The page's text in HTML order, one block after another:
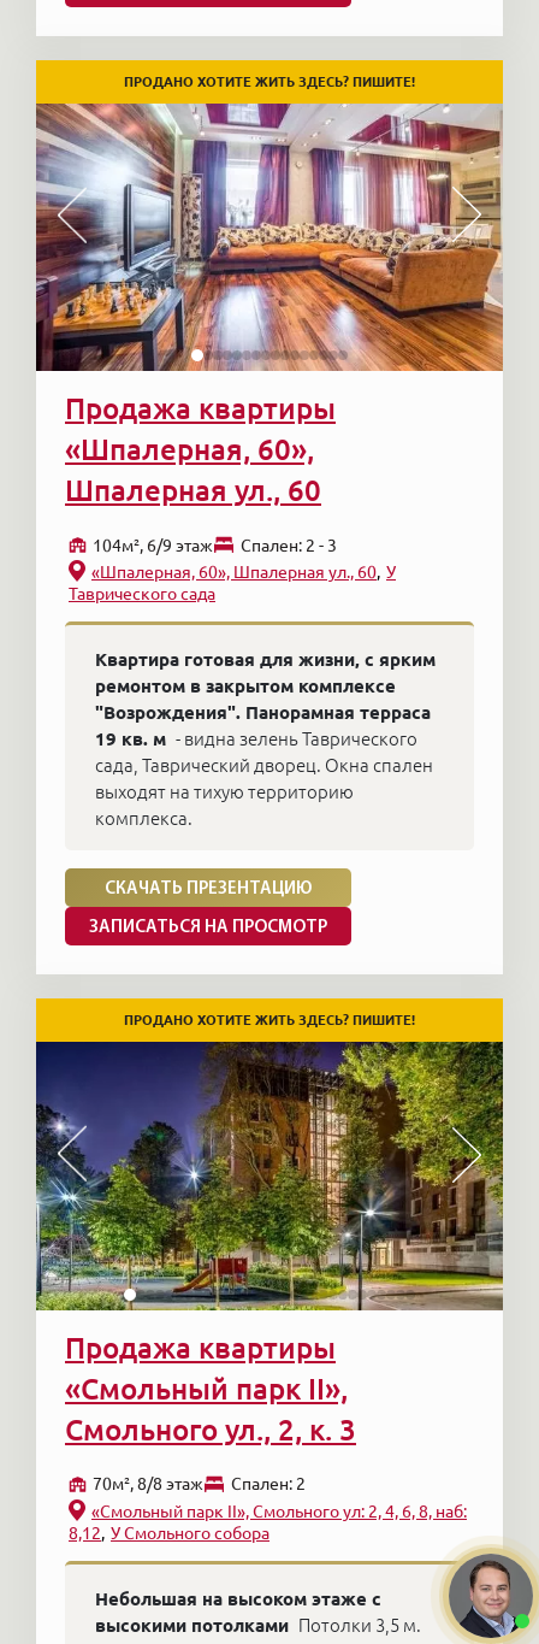
ПРОДАНО ХОТИТЕ ЖИТЬ ЗДЕСЬ? ПИШИТЕ!
Продажа квартиры
«Шпалерная, 60»,
Шпалерная ул., 60
104м², 6/9 этаж
Cпален: 2 - 3
«Шпалерная, 60», Шпалерная ул., 60 У
Таврического сада
Квартира готовая для жизни, с ярким
ремонтом в закрытом комплексе
"Возрождения". Панорамная терраса
19 кв. м - видна зелень Таврического
сада, Таврический дворец. Окна спален
выходят на тихую территорию
комплекса.
СКАЧАТЬ ПРЕЗЕНТАЦИЮ
ЗАПИСАТЬСЯ НА ПРОСМОТР
ПРОДАНО ХОТИТЕ ЖИТЬ ЗДЕСЬ? ПИШИТЕ!
Продажа квартиры
«Смольный парк II»,
Смольного ул., 2, к. 3
70м², 8/8 этаж
Cпален: 2
«Смольный парк II», Смольного ул: 2, 4, 6, 8, наб:
8,12 У Смольного собора
Небольшая на высоком этаже с
высокими потолками Потолки 3,5 м.